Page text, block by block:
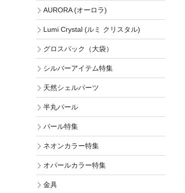
AURORA (オーロラ)
Lumi Crystal (ルミ クリスタル)
グロスパック（大袋）
シルバーアイテム特集
天然シェルパーツ
半丸パール
パール特集
ネオンカラー特集
オパールカラー特集
金具